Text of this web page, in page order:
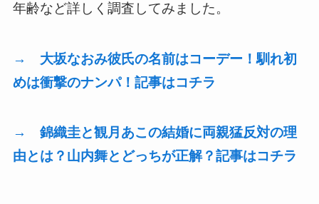
年齢など詳しく調査してみました。
→ 大坂なおみ彼氏の名前はコーデー！馴れ初
めは衝撃のナンパ！記事はコチラ
→ 錦織圭と観月あこの結婚に両親猛反対の理
由とは？山内舞とどっちが正解？記事はコチラ